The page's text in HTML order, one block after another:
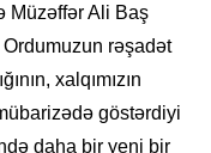
Müzəffər Ali Baş
rəşadət
xalqımızın
göstərdiyi
daha bir yeni bir